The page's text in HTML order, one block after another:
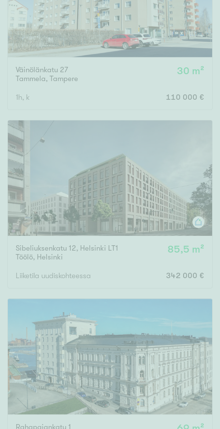
Väinölänkatu 27
Tammela, Tampere
30 m²
1h, k 110 000 €
Sibeliuksenkatu 12, Helsinki LT1
Töölö, Helsinki
85,5 m²
Liiketila uudiskohteessa 342 000 €
Rahapajankatu 1